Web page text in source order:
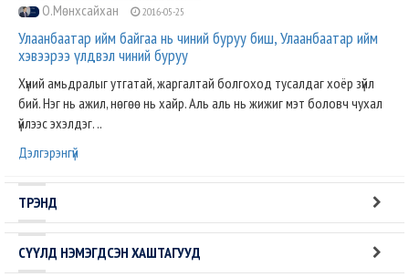
О.Мөнхсайхан 2016-05-25
Улаанбаатар ийм байгаа нь чиний буруу биш, Улаанбаатар ийм
хэвээрээ үлдвэл чиний буруу
Хүний амьдралыг утгатай, жаргалтай болгоход тусалдаг хоёр зүйл
бий. Нэг нь ажил, нөгөө нь хайр. Аль аль нь жижиг мэт боловч чухал
үйлээс эхэлдэг. ..
Дэлгэрэнгүй
ТРЭНД
СҮҮЛД НЭМЭГДСЭН ХАШТАГУУД